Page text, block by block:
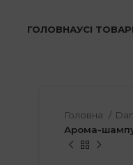
ГОЛОВНАУСІ
Головна
Арома-